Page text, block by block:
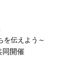
を伝えよう～
開催